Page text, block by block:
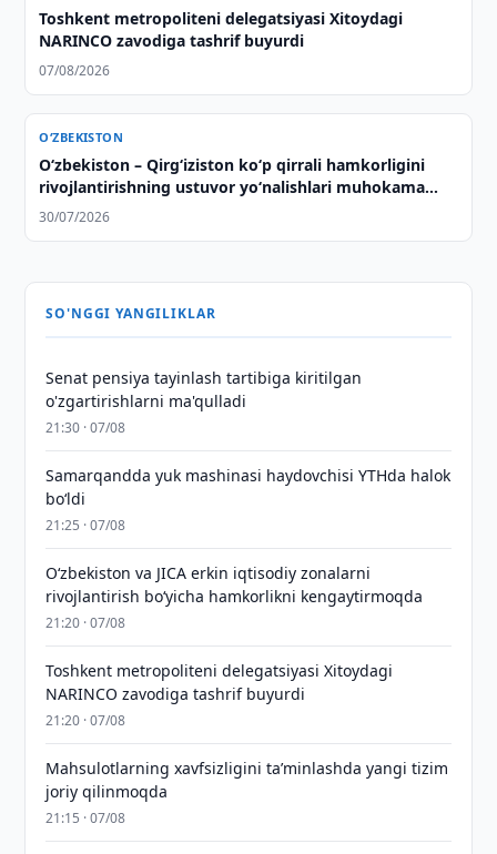
Toshkent metropoliteni delegatsiyasi Xitoydagi
NARINCO zavodiga tashrif buyurdi
07/08/2026
O‘ZBEKISTON
Oʻzbekiston – Qirgʻiziston koʻp qirrali hamkorligini
rivojlantirishning ustuvor yoʻnalishlari muhokama
qilindi
30/07/2026
SO'NGGI YANGILIKLAR
Senat pensiya tayinlash tartibiga kiritilgan
o'zgartirishlarni ma'qulladi
21:30 · 07/08
Samarqandda yuk mashinasi haydovchisi YTHda halok
bo‘ldi
21:25 · 07/08
Oʻzbekiston va JICA erkin iqtisodiy zonalarni
rivojlantirish boʻyicha hamkorlikni kengaytirmoqda
21:20 · 07/08
Toshkent metropoliteni delegatsiyasi Xitoydagi
NARINCO zavodiga tashrif buyurdi
21:20 · 07/08
Mahsulotlarning xavfsizligini taʼminlashda yangi tizim
joriy qilinmoqda
21:15 · 07/08